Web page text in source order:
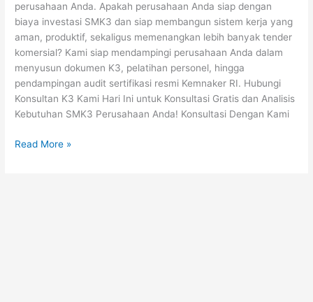
perusahaan Anda. Apakah perusahaan Anda siap dengan
biaya investasi SMK3 dan siap membangun sistem kerja yang
aman, produktif, sekaligus memenangkan lebih banyak tender
komersial? Kami siap mendampingi perusahaan Anda dalam
menyusun dokumen K3, pelatihan personel, hingga
pendampingan audit sertifikasi resmi Kemnaker RI. Hubungi
Konsultan K3 Kami Hari Ini untuk Konsultasi Gratis dan Analisis
Kebutuhan SMK3 Perusahaan Anda! Konsultasi Dengan Kami
Read More »